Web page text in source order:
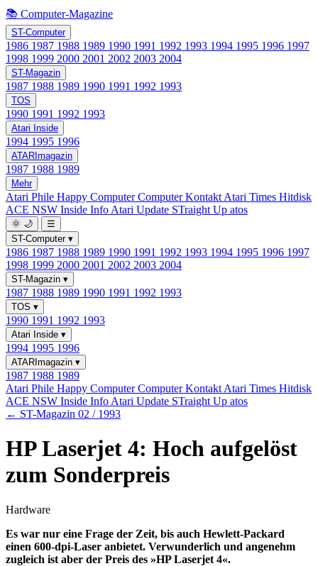
📚 Computer-Magazine
ST-Computer
1986 1987 1988 1989 1990 1991 1992 1993 1994 1995 1996 1997
1998 1999 2000 2001 2002 2003 2004
ST-Magazin
1987 1988 1989 1990 1991 1992 1993
TOS
1990 1991 1992 1993
Atari Inside
1994 1995 1996
ATARImagazin
1987 1988 1989
Mehr
Atari Phile Happy ComputerComputer Kontakt Atari Times Hitdisk
ACE NSW Inside Info Atari Update STraight Up atos
🌞 🌙
☰
ST-Computer ▾
1986 1987 1988 1989 1990 1991 1992 1993 1994 1995 1996 1997
1998 1999 2000 2001 2002 2003 2004
ST-Magazin ▾
1987 1988 1989 1990 1991 1992 1993
TOS ▾
1990 1991 1992 1993
Atari Inside ▾
1994 1995 1996
ATARImagazin ▾
1987 1988 1989
Atari Phile Happy ComputerComputer Kontakt Atari Times Hitdisk
ACE NSW Inside Info Atari Update STraight Up atos
← ST-Magazin 02 / 1993
HP Laserjet 4: Hoch aufgelöst
zum Sonderpreis
Hardware
Es war nur eine Frage der Zeit, bis auch Hewlett-Packard
einen 600-dpi-Laser anbietet. Verwunderlich und angenehm
zugleich ist aber der Preis des »HP Laserjet 4«.